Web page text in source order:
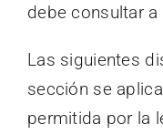
debe consultar
Las siguientes
sección se
permitida por la